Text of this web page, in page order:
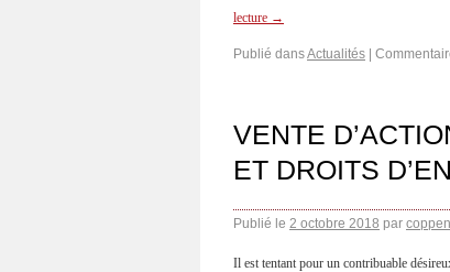
lecture →
Publié dansActualités
VENTE
ET DROITS
Publié le 2 octobre 2018 par
Il est tentant pour un contribuable